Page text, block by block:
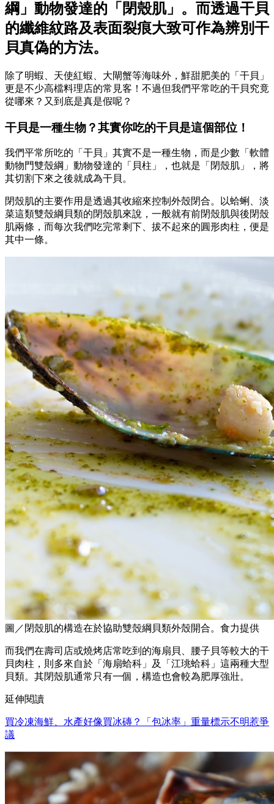
綱」動物發達的「閉殼肌」。而透過干貝
的纖維紋路及表面裂痕大致可作為辨別干
貝真偽的方法。
除了明蝦、天使紅蝦、大閘蟹等海味外，鮮甜肥美的「干貝」
更是不少高檔料理店的常見客！不過但我們平常吃的干貝究竟
從哪來？又到底是真是假呢？
干貝是一種生物？其實你吃的干貝是這個部位！
我們平常所吃的「干貝」其實不是一種生物，而是少數「軟體
動物門雙殼綱」動物發達的「貝柱」，也就是「閉殼肌」，將
其切割下來之後就成為干貝。
閉殼肌的主要作用是透過其收縮來控制外殼閉合。以蛤蜊、淡
菜這類雙殼綱貝類的閉殼肌來說，一般就有前閉殼肌與後閉殼
肌兩條，而每次我們吃完常剩下、拔不起來的圓形肉柱，便是
其中一條。
圖／閉殼肌的構造在於協助雙殼綱貝類外殼開合。食力提供
而我們在壽司店或燒烤店常吃到的海扇貝、腰子貝等較大的干
貝肉柱，則多來自於「海扇蛤科」及「江珧蛤科」這兩種大型
貝類。其閉殼肌通常只有一個，構造也會較為肥厚強壯。
延伸閱讀
買冷凍海鮮、水產好像買冰磚？「包冰率」重量標示不明惹爭
議